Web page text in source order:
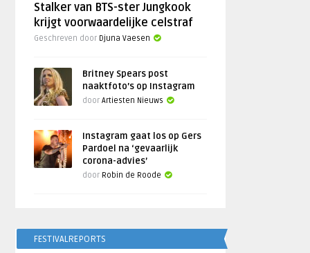
Stalker van BTS-ster Jungkook
krijgt voorwaardelijke celstraf
Geschreven door Djuna Vaesen
Britney Spears post
naaktfoto’s op Instagram
doorArtiesten Nieuws
Instagram gaat los op Gers
Pardoel na ‘gevaarlijk
corona-advies’
door Robin de Roode
FESTIVALREPORTS